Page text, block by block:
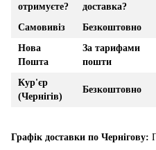
отримуєте?
доставка?
Самовивіз Безкоштовно
Нова
Пошта
За тарифами
пошти
Кур'єр
(Чернігів)
Безкоштовно
Графік доставки по Чернігову: